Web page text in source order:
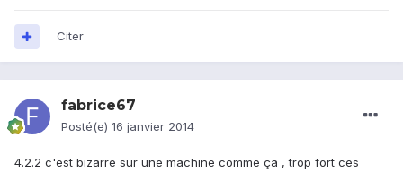
Citer
fabrice67
Posté(e) 16 janvier 2014
4.2.2 c'est bizarre sur une machine comme ça , trop fort ces